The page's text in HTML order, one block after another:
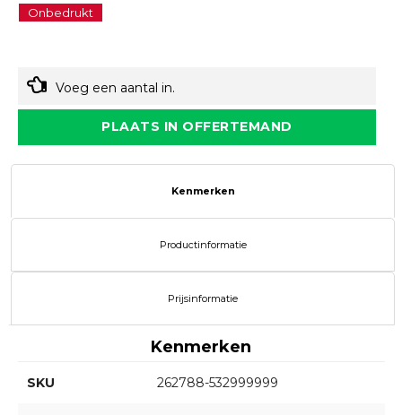
Onbedrukt
Voeg een aantal in.
PLAATS IN OFFERTEMAND
Kenmerken
Productinformatie
Prijsinformatie
Kenmerken
SKU 262788-532999999